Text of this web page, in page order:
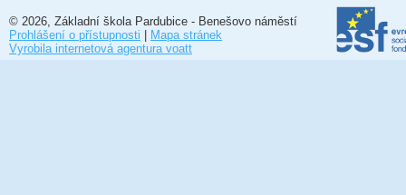
© 2026, Základní škola Pardubice - Benešovo náměstí
Prohlášení o přístupnosti | Mapa stránek
Vyrobila internetová agentura voatt